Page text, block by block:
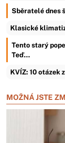
Sběratelé dnes
Klasické
Tento starý
Teď…
KVÍZ: 10
MOŽNÁ JSTE